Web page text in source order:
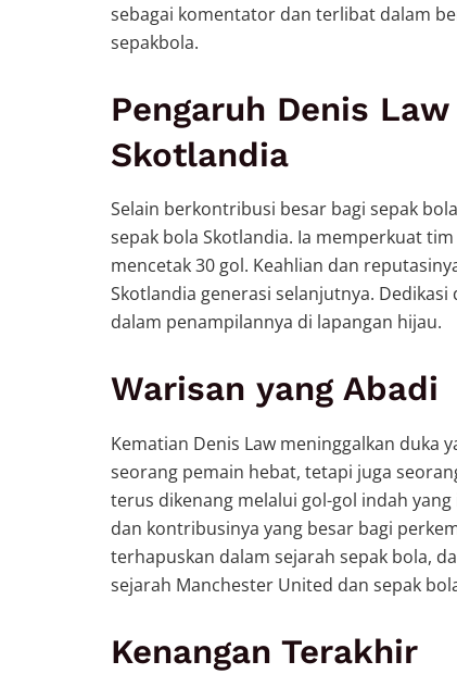
sebagai komentator dan terlibat dalam
sepakbola.
Pengaruh Denis
Skotlandia
Selain berkontribusi besar bagi sepak
sepak bola Skotlandia. Ia memperkuat
mencetak 30 gol. Keahlian dan
Skotlandia generasi selanjutnya.
dalam penampilannya di lapangan hijau.
Warisan yang Abadi
Kematian Denis Law meninggalkan duka
seorang pemain hebat, tetapi juga
terus dikenang melalui gol-gol indah
dan kontribusinya yang besar bagi
terhapuskan dalam sejarah sepak bola,
sejarah Manchester United dan sepak
Kenangan Terakhir